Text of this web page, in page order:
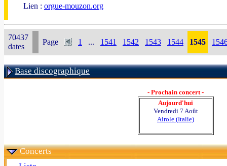
Lien : orgue-mouzon.org
70437
dates
Page 1 ... 1541 1542 1543 1544 1545
Base discographique
- Prochain concert -
Aujourd'hui
Vendredi 7 Août
Airole (Italie)
Concerts